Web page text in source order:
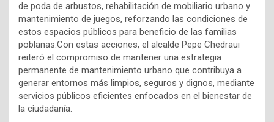
de poda de arbustos, rehabilitación de mobiliario urbano y
mantenimiento de juegos, reforzando las condiciones de
estos espacios públicos para beneficio de las familias
poblanas.Con estas acciones, el alcalde Pepe Chedraui
reiteró el compromiso de mantener una estrategia
permanente de mantenimiento urbano que contribuya a
generar entornos más limpios, seguros y dignos, mediante
servicios públicos eficientes enfocados en el bienestar de
la ciudadanía.